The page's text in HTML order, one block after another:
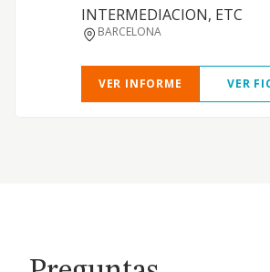
INTERMEDIACION, ETC
BARCELONA
VER INFORME VER